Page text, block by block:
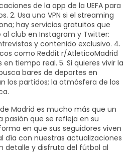
de la app de la UEFA para
2. Usa una VPN si el streaming
hay servicios gratuitos que
al club en Instagram y Twitter:
y contenido exclusivo. 4.
como Reddit r/AtleticoMadrid
tiempo real. 5. Si quieres vivir la
bares de deportes en
los partidos; la atmósfera de los
Madrid es mucho más que un
pasión que se refleja en su
en que sus seguidores viven
día con nuestras actualizaciones
detalle y disfruta del fútbol al